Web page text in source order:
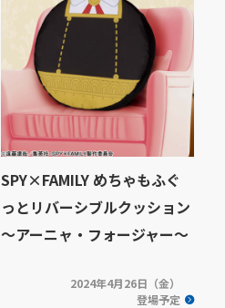
SPY×FAMILY めちゃもふぐ
っとリバーシブルクッション
～アーニャ・フォージャー～
2024年4月26日（金）
登場予定